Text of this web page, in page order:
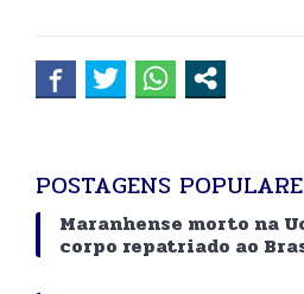
POSTAGENS
Maranhense morto na
corpo repatriado ao